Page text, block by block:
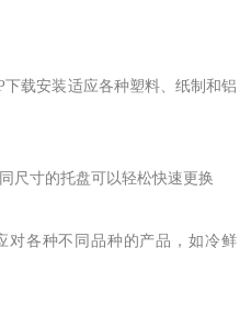
下载安装适应各种塑料、纸制和铝
尺寸的托盘可以轻松快速更换
对各种不同品种的产品，如冷鲜